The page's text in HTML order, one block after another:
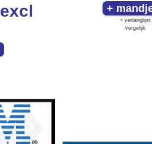
excl
+ verlanglijst
vergelijk